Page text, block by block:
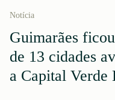
Notícia
Guimarães
de 13 cidades
a Capital Verde